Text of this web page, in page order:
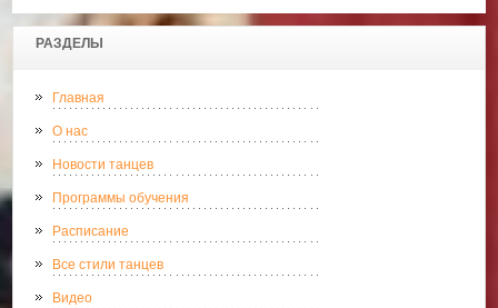
РАЗДЕЛЫ
Главная
О нас
Новости танцев
Программы обучения
Расписание
Все стили танцев
Видео